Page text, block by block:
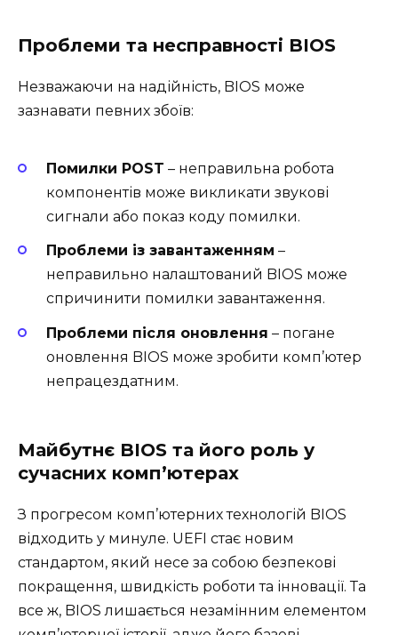
Проблеми та несправності BIOS
Незважаючи на надійність, BIOS може
зазнавати певних збоїв:
Помилки POST – неправильна робота
компонентів може викликати звукові
сигнали або показ коду помилки.
Проблеми із завантаженням –
неправильно налаштований BIOS може
спричинити помилки завантаження.
Проблеми після оновлення – погане
оновлення BIOS може зробити комп’ютер
непрацездатним.
Майбутнє BIOS та його роль у
сучасних комп’ютерах
З прогресом комп’ютерних технологій BIOS
відходить у минуле. UEFI стає новим
стандартом, який несе за собою безпекові
покращення, швидкість роботи та інновації. Та
все ж, BIOS лишається незамінним елементом